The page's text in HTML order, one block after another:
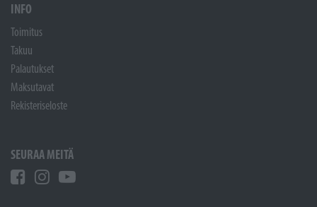
INFO
Toimitus
Takuu
Palautukset
Maksutavat
Rekisteriseloste
SEURAA MEITÄ